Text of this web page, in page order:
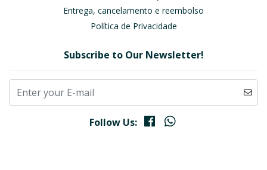
Entrega, cancelamento e reembolso
Política de Privacidade
Subscribe to Our Newsletter!
Follow Us: